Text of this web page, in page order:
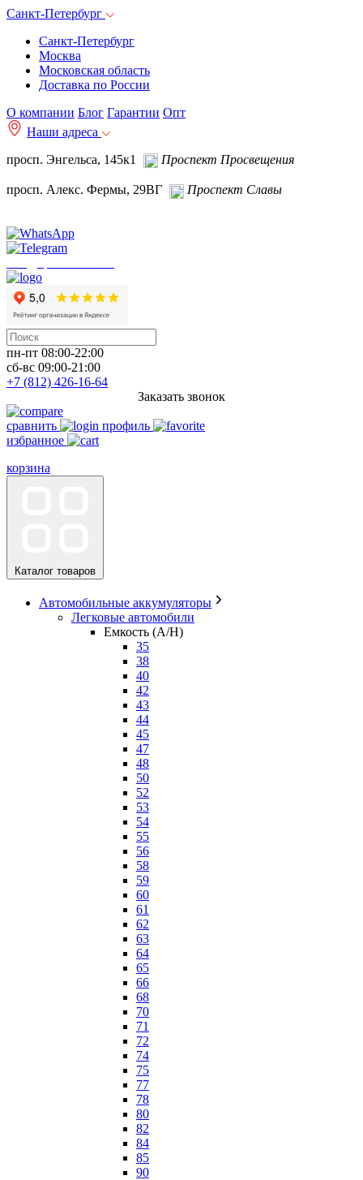
Санкт-Петербург
Санкт-Петербург
Москва
Московская область
Доставка по России
О компании Блог Гарантии Опт
Наши адреса
просп. Энгельса, 145к1
Проспект Просвещения
просп. Алекс. Фермы, 29ВГ Проспект Славы
пн-пт 08:00-22:00
сб-вс 09:00-21:00
+7 (812) 426-16-64
Заказать звонок
сравнить
профиль
избранное
корзина
Каталог товаров
Автомобильные аккумуляторы
Легковые автомобили
Емкость (A/H)
35
38
40
42
43
44
45
47
48
50
52
53
54
55
56
58
59
60
61
62
63
64
65
66
68
70
71
72
74
75
77
78
80
82
84
85
90